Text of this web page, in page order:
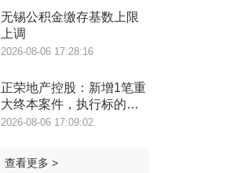
无锡公积金缴存基数上限
上调
2026-08-06 17:28:16
正荣地产控股：新增1笔重
大终本案件，执行标的金
额为4.73亿元
2026-08-06 17:09:02
查看更多 >